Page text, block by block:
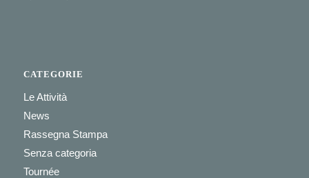
CATEGORIE
Le Attività
News
Rassegna Stampa
Senza categoria
Tournée